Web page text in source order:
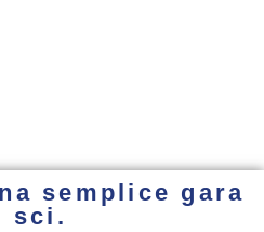
semplice gara
sci.